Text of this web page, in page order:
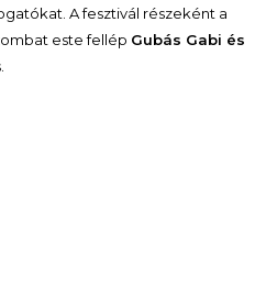
A fesztivál részeként a
este fellép Gubás Gabi és